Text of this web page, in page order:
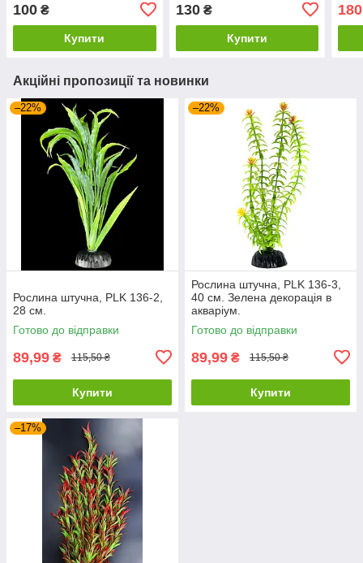
100 ₴
Купити
130₴
Купити
Акційні пропозиції та новинки
–22%
Рослина штучна, PLK 136-2,
28 cм.
Готово до відправки
89,99 ₴ 115,50 ₴
Купити
–22%
Рослина штучна, PLK 136-3,
40 см. Зелена декорація в
акваріум.
Готово до відправки
89,99 ₴ 115,50 ₴
Купити
–17%